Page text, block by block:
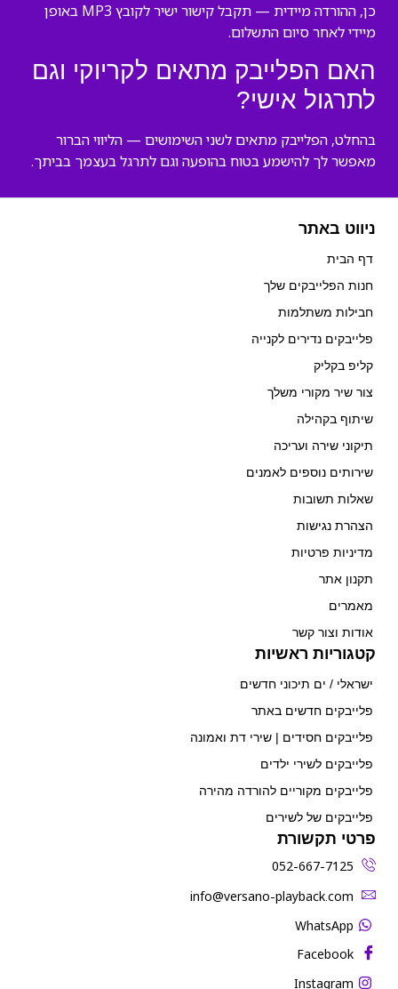
כן, ההורדה מיידית — תקבל קישור ישיר לקובץ MP3 באופן
מיידי לאחר סיום התשלום.
האם הפלייבק מתאים לקריוקי וגם
לתרגול אישי?
בהחלט, הפלייבק מתאים לשני השימושים — הליווי הברור
מאפשר לך להישמע בטוח בהופעה וגם לתרגל בעצמך בביתך.
ניווט באתר
דף הבית
חנות הפלייבקים שלך
חבילות משתלמות
פלייבקים נדירים לקנייה
קליפ בקליק
צור שיר מקורי משלך
שיתוף בקהילה
תיקוני שירה ועריכה
שירותים נוספים לאמנים
שאלות תשובות
הצהרת נגישות
מדיניות פרטיות
תקנון אתר
מאמרים
אודות וצור קשר
קטגוריות ראשיות
ישראלי / ים תיכוני חדשים
פלייבקים חדשים באתר
פלייבקים חסידים | שירי דת ואמונה
פלייבקים לשירי ילדים
פלייבקים מקוריים להורדה מהירה
פלייבקים של לשירים
פרטי תקשורת
052-667-7125
‫info@versano-playback.com‬
WhatsApp
Facebook
Instagram